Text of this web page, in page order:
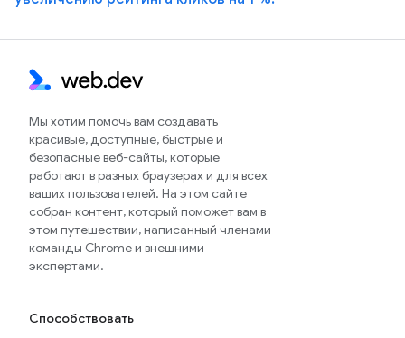
Мы хотим помочь вам создавать
красивые, доступные, быстрые и
безопасные веб-сайты, которые
работают в разных браузерах и для всех
ваших пользователей. На этом сайте
собран контент, который поможет вам в
этом путешествии, написанный членами
команды Chrome и внешними
экспертами.
Способствовать